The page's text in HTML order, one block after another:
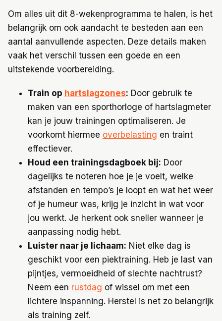
Om alles uit dit 8-wekenprogramma te halen, is het
belangrijk om ook aandacht te besteden aan een
aantal aanvullende aspecten. Deze details maken
vaak het verschil tussen een goede en een
uitstekende voorbereiding.
Train op hartslagzones: Door gebruik te
maken van een sporthorloge of hartslagmeter
kan je jouw trainingen optimaliseren. Je
voorkomt hiermee overbelasting en traint
effectiever.
Houd een trainingsdagboek bij: Door
dagelijks te noteren hoe je je voelt, welke
afstanden en tempo’s je loopt en wat het weer
of je humeur was, krijg je inzicht in wat voor
jou werkt. Je herkent ook sneller wanneer je
aanpassing nodig hebt.
Luister naar je lichaam: Niet elke dag is
geschikt voor een piektraining. Heb je last van
pijntjes, vermoeidheid of slechte nachtrust?
Neem een rustdag of wissel om met een
lichtere inspanning. Herstel is net zo belangrijk
als training zelf.